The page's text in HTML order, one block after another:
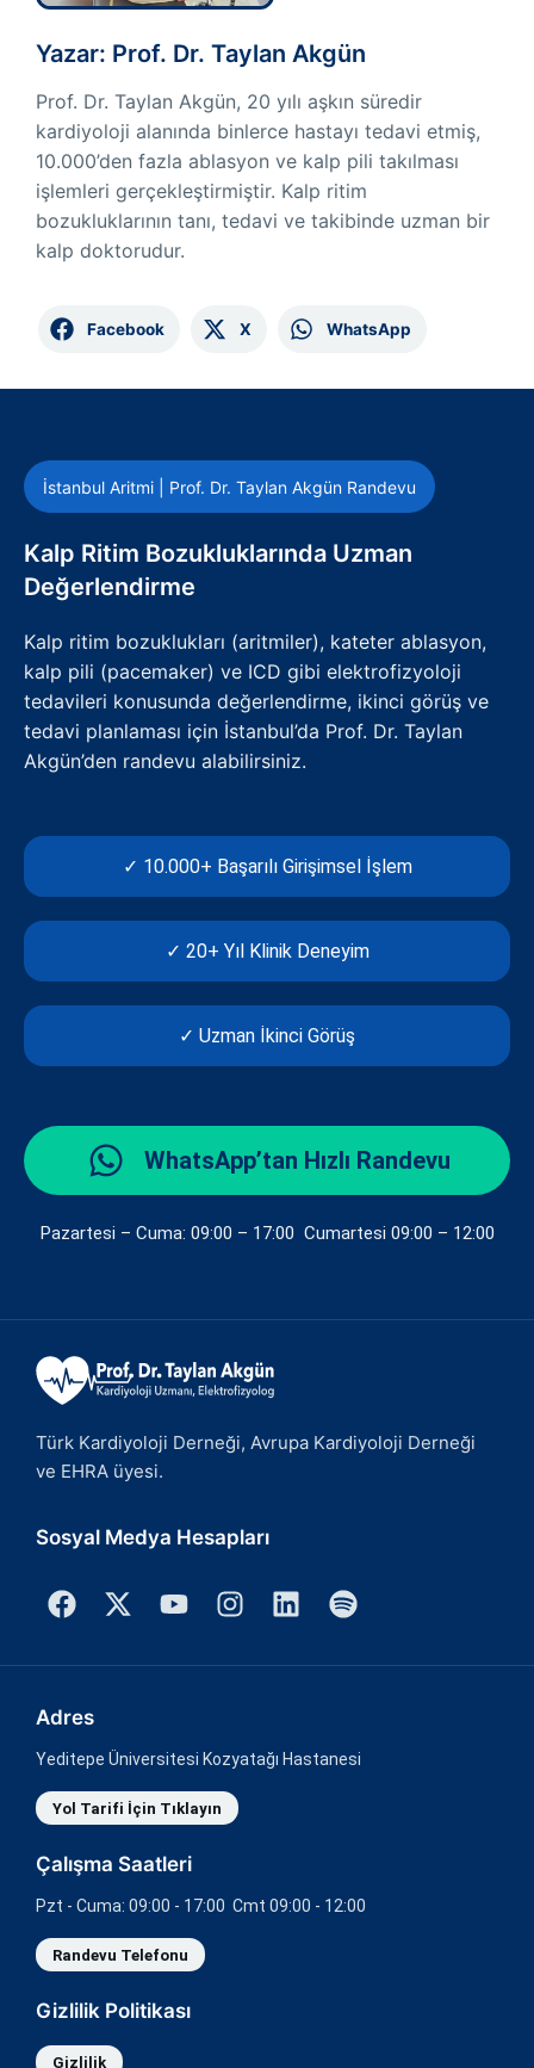
Yazar: Prof. Dr. Taylan Akgün
Prof. Dr. Taylan Akgün, 20 yılı aşkın süredir
kardiyoloji alanında binlerce hastayı tedavi etmiş,
10.000’den fazla ablasyon ve kalp pili takılması
işlemleri gerçekleştirmiştir. Kalp ritim
bozukluklarının tanı, tedavi ve takibinde uzman bir
kalp doktorudur.
Facebook X WhatsApp
İstanbul Aritmi | Prof. Dr. Taylan Akgün Randevu
Kalp Ritim Bozukluklarında Uzman
Değerlendirme
Kalp ritim bozuklukları (aritmiler), kateter ablasyon,
kalp pili (pacemaker) ve ICD gibi elektrofizyoloji
tedavileri konusunda değerlendirme, ikinci görüş ve
tedavi planlaması için İstanbul’da Prof. Dr. Taylan
Akgün’den randevu alabilirsiniz.
✓ 10.000+ Başarılı Girişimsel İşlem
✓ 20+ Yıl Klinik Deneyim
✓ Uzman İkinci Görüş
WhatsApp’tan Hızlı Randevu
Pazartesi – Cuma: 09:00 – 17:00 Cumartesi 09:00 – 12:00
Türk Kardiyoloji Derneği, Avrupa Kardiyoloji Derneği
ve EHRA üyesi.
Sosyal Medya Hesapları
Adres
Yeditepe Üniversitesi Kozyatağı Hastanesi
Yol Tarifi İçin Tıklayın
Çalışma Saatleri
Pzt - Cuma: 09:00 - 17:00 Cmt 09:00 - 12:00
Randevu Telefonu
Gizlilik Politikası
Gizlilik